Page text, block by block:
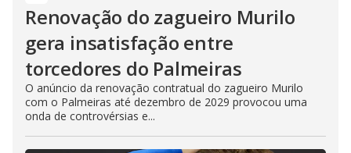
Renovação do zagueiro Murilo
gera insatisfação entre
torcedores do Palmeiras
O anúncio da renovação contratual do zagueiro Murilo
com o Palmeiras até dezembro de 2029 provocou uma
onda de controvérsias e...